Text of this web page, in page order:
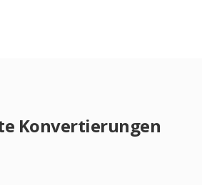
Konvertierungen